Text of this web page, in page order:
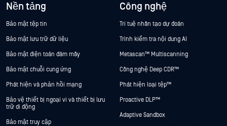
Nền tảng
Bảo mật tệp tin
Bảo mật lưu trữ dữ liệu
Bảo mật điện toán đám mây
Bảo mật chuỗi cung ứng
Phát hiện và phản hồi mạng
Bảo vệ thiết bị ngoại vi và thiết bị lưu
trữ di động
Bảo mật truy cập
Công nghệ
Trí tuệ nhân tạo dự đoán
Trình kiểm tra nội dung AI
Metascan™ Multiscanning
Công nghệ Deep CDR™
Phát hiện loại tệp™
Proactive DLP™
Adaptive Sandbox